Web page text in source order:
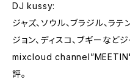
DJ kussy:
ジャズ、ソウル、ブラジル、ラ
ジョン、ディスコ、ブギーなど
mixcloud
評。